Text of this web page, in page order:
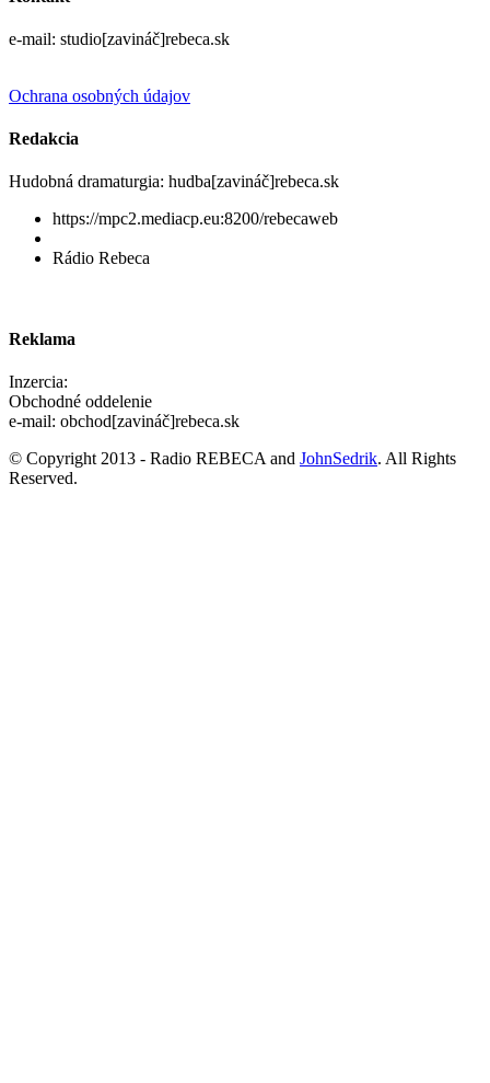
e-mail: studio[zavináč]rebeca.sk
Ochrana osobných údajov
Redakcia
Hudobná dramaturgia: hudba[zavináč]rebeca.sk
https://mpc2.mediacp.eu:8200/rebecaweb
Rádio Rebeca
Reklama
Inzercia:
Obchodné oddelenie
e-mail: obchod[zavináč]rebeca.sk
© Copyright 2013 - Radio REBECA and JohnSedrik. All Rights
Reserved.